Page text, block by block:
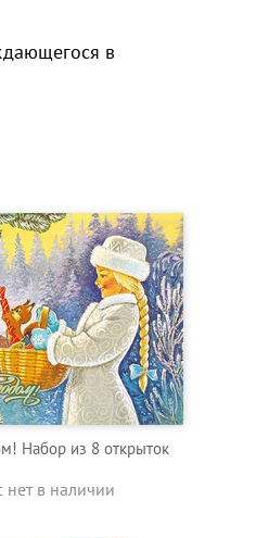
в
Набор из 8 открыток
нет в наличии